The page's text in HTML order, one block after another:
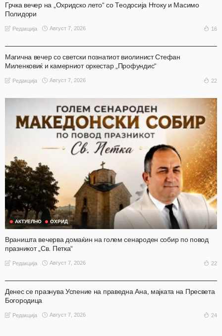
Грчка вечер на „Охридско лето“ со Теодосија Нтоку и Масимо
Полидори
Редакција Август 7, 2026 16
Магична вечер со светски познатиот виолинист Стефан
Миленковиќ и камерниот оркестар „Профундис“
Редакција Август 7, 2026 22
АКТУЕЛНО ОХРИД
Враништа вечерва домаќин на голем сенароден собир по повод
празникот „Св. Петка“
Редакција Август 7, 2026 22
Денес се празнува Успение на праведна Ана, мајката на Пресвета
Богородица
Редакција Август 7, 2026 24